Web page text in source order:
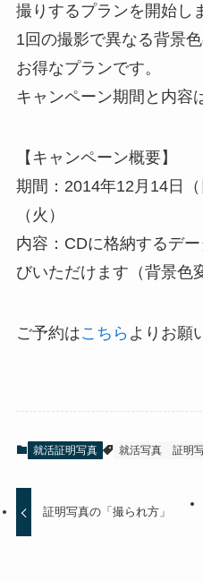
撮りするプランを開始し
1回の撮影で異なる背景
お得なプランです。
キャンペーン期間と内容
【キャンペーン概要】
期間：2014年12月14日
（火）
内容：CDに格納するデ
びいただけます（背景色
ご予約はこちら よりお願
就活証明写真 就活写真 証明
証明写真の「撮られ方」